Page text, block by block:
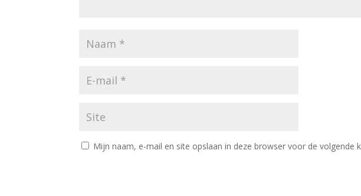
Mijn naam, e-mail en site opslaan in deze browser voor de volgende